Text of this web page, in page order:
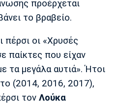
προέρχεται
το βραβείο.
πέρσι οι «Χρυσές
παίκτες που είχαν
τα μεγάλα αυτιά». Ήτοι
(2014, 2016, 2017),
τον Λούκα